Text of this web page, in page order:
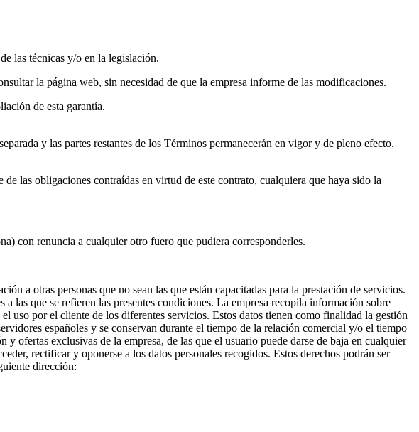
las técnicas y/o en la legislación.
la página web, sin necesidad de que la empresa informe de las modificaciones.
de esta garantía.
y las partes restantes de los Términos permanecerán en vigor y de pleno efecto.
las obligaciones contraídas en virtud de este contrato, cualquiera que haya sido la
con renuncia a cualquier otro fuero que pudiera corresponderles.
a otras personas que no sean las que están capacitadas para la prestación de servicios.
las que se refieren las presentes condiciones. La empresa recopila información sobre
uso por el cliente de los diferentes servicios. Estos datos tienen como finalidad la gestión
españoles y se conservan durante el tiempo de la relación comercial y/o el tiempo
ofertas exclusivas de la empresa, de las que el usuario puede darse de baja en cualquier
rectificar y oponerse a los datos personales recogidos. Estos derechos podrán ser
dirección: